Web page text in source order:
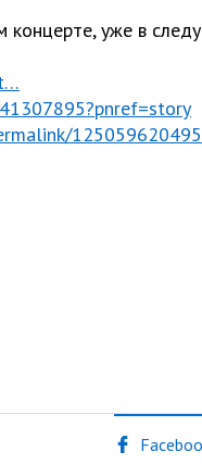
концерте, уже в